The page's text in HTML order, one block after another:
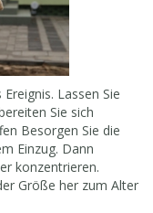
Lassen Sie
Sie sich
Besorgen Sie die
Einzug. Dann
konzentrieren.
Größe her zum Alter